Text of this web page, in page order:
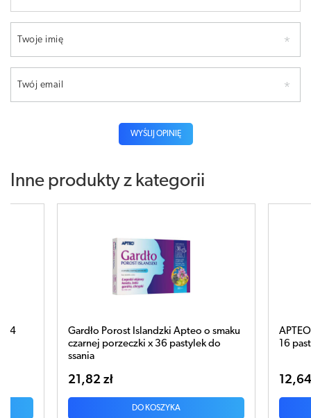
Twoje imię
Twój email
WYŚLIJ OPINIĘ
Inne produkty z kategorii
Apteo o smaku
APTEO Gardło propolis z dziką różą x
16 pastylek do ssania